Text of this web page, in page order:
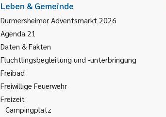
Leben & Gemeinde
Durmersheimer Adventsmarkt 2026
Agenda 21
Daten & Fakten
Flüchtlingsbegleitung und -unterbringung
Freibad
Freiwillige Feuerwehr
Freizeit
Campingplatz